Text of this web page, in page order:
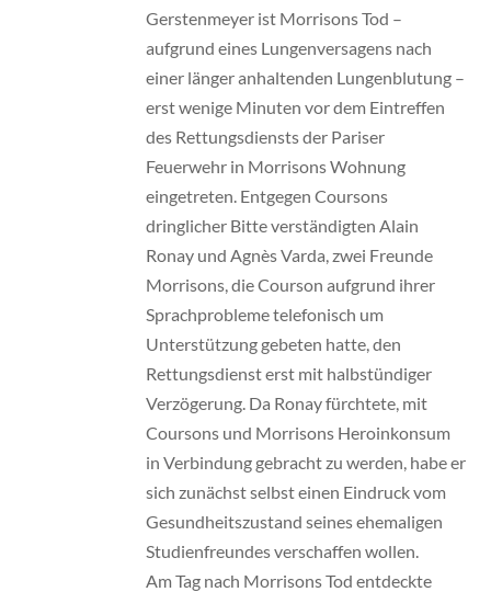
Gerstenmeyer ist Morrisons Tod –
aufgrund eines Lungenversagens nach
einer länger anhaltenden Lungenblutung –
erst wenige Minuten vor dem Eintreffen
des Rettungsdiensts der Pariser
Feuerwehr in Morrisons Wohnung
eingetreten. Entgegen Coursons
dringlicher Bitte verständigten Alain
Ronay und Agnès Varda, zwei Freunde
Morrisons, die Courson aufgrund ihrer
Sprachprobleme telefonisch um
Unterstützung gebeten hatte, den
Rettungsdienst erst mit halbstündiger
Verzögerung. Da Ronay fürchtete, mit
Coursons und Morrisons Heroinkonsum
in Verbindung gebracht zu werden, habe er
sich zunächst selbst einen Eindruck vom
Gesundheitszustand seines ehemaligen
Studienfreundes verschaffen wollen.
Am Tag nach Morrisons Tod entdeckte